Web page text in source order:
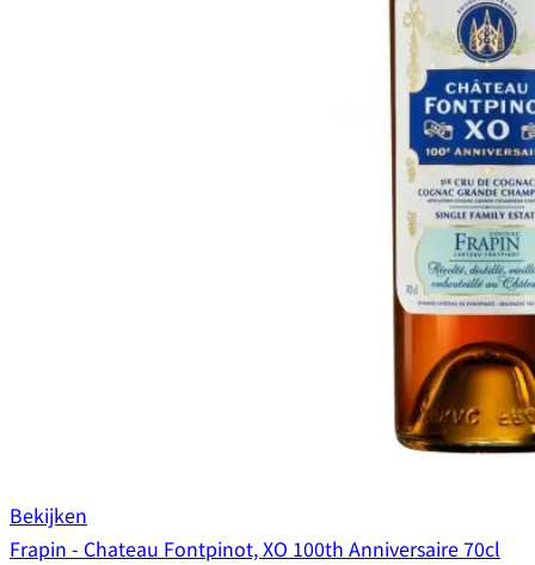
Bekijken
Frapin - Chateau Fontpinot, XO 100th Anniversaire 70cl